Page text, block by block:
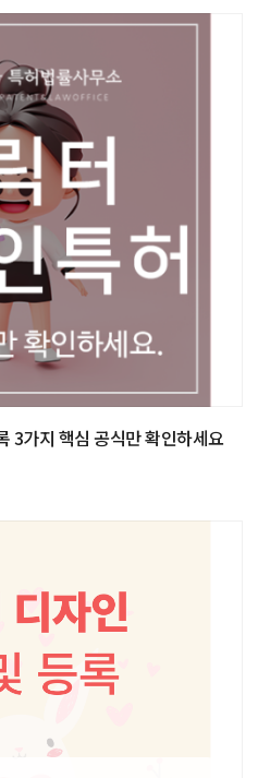
3가지 핵심 공식만 확인하세요